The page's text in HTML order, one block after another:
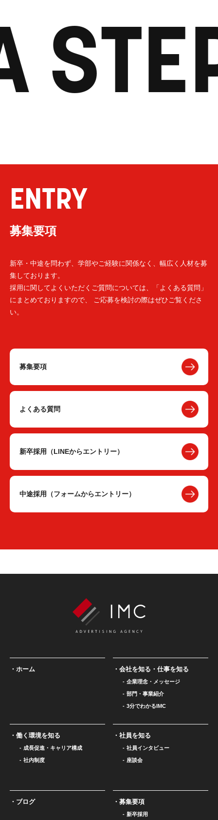
ENTRY
募集要項
新卒・中途を問わず、学部やご経験に関係なく、幅広く人材を募
集しております。
採用に関してよくいただくご質問については、「よくある質問」
にまとめておりますので、 ご応募を検討の際はぜひご覧くださ
い。
募集要項
よくある質問
新卒採用（LINEからエントリー）
中途採用（フォームからエントリー）
ホーム 会社を知る・仕事を知る
企業理念・メッセージ
部門・事業紹介
3分でわかるIMC
働く環境を知る
成長促進・キャリア構成
社内制度
社員を知る
社員インタビュー
座談会
ブログ 募集要項
新卒採用